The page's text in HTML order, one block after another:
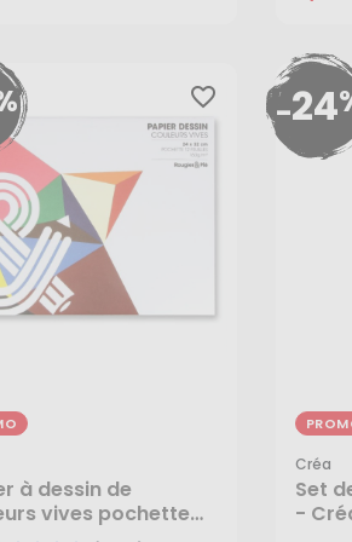
favorite_border
à dessin de
vives pochette
€
-24
Créa
Set
- 4,55